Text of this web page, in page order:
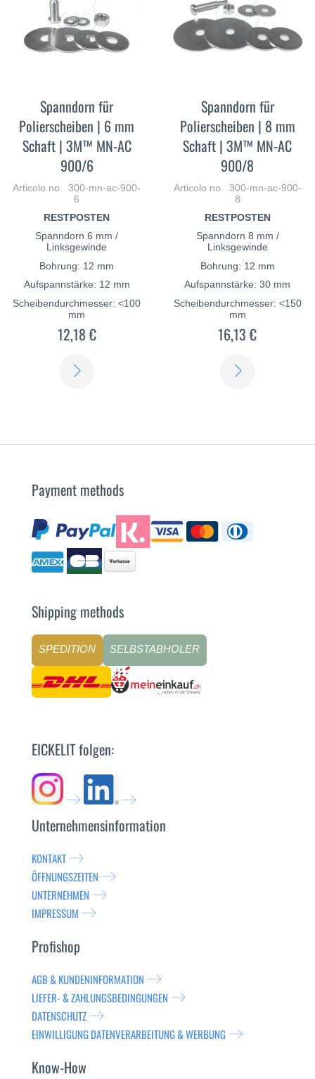
Spanndorn für
Polierscheiben | 6 mm
Schaft | 3M™ MN-AC
900/6
Articolo no. 300-mn-ac-900-
6
RESTPOSTEN
Spanndorn 6 mm /
Linksgewinde
Bohrung: 12 mm
Aufspannstärke: 12 mm
Scheibendurchmesser: <100
mm
12,18 €
Spanndorn für
Polierscheiben | 8 mm
Schaft | 3M™ MN-AC
900/8
Articolo no. 300-mn-ac-900-
8
RESTPOSTEN
Spanndorn 8 mm /
Linksgewinde
Bohrung: 12 mm
Aufspannstärke: 30 mm
Scheibendurchmesser: <150
mm
16,13 €
Payment methods
Shipping methods
SPEDITION SELBSTABHOLER
EICKELIT folgen:
Unternehmensinformation
KONTAKT
ÖFFNUNGSZEITEN
UNTERNEHMEN
IMPRESSUM
Profishop
AGB & KUNDENINFORMATION
LIEFER- & ZAHLUNGSBEDINGUNGEN
DATENSCHUTZ
EINWILLIGUNG DATENVERARBEITUNG & WERBUNG
Know-How